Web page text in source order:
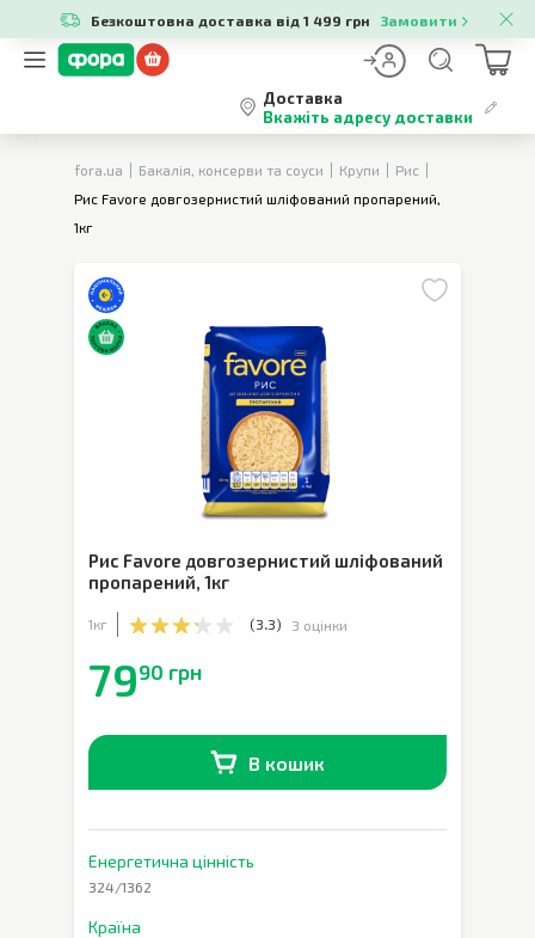
Безкоштовна доставка від 1 499 грн Замовити
Доставка
Вкажіть адресу доставки
fora.ua Бакалія, консерви та соуси Крупи
Рис
Рис Favore довгозернистий шліфований пропарений,
1кг
Рис Favore довгозернистий шліфований
пропарений, 1кг
1кг (3.3) 3 оцінки
7990 грн
В кошик
Енергетична цінність
324/1362
Країна